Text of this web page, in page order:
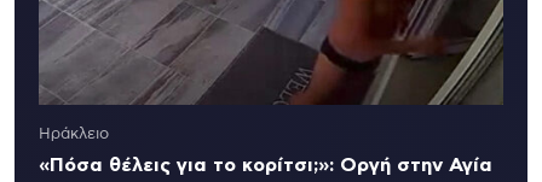
Ηράκλειο
«Πόσα θέλεις για το κορίτσι;»: Οργή στην Αγία